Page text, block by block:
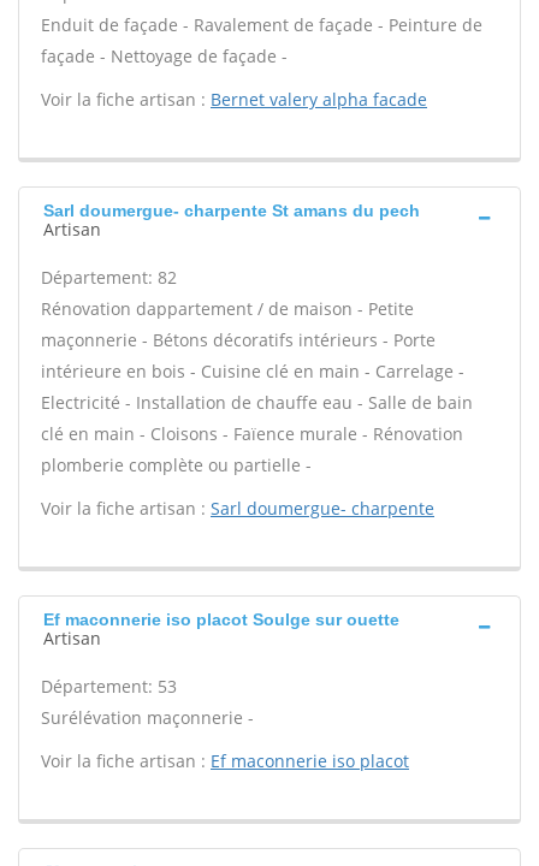
Enduit de façade - Ravalement de façade - Peinture de
façade - Nettoyage de façade -
Voir la fiche artisan : Bernet valery alpha facade
Sarl doumergue- charpente St amans du pech
Artisan
Département: 82
Rénovation dappartement / de maison - Petite
maçonnerie - Bétons décoratifs intérieurs - Porte
intérieure en bois - Cuisine clé en main - Carrelage -
Electricité - Installation de chauffe eau - Salle de bain
clé en main - Cloisons - Faïence murale - Rénovation
plomberie complète ou partielle -
Voir la fiche artisan : Sarl doumergue- charpente
Ef maconnerie iso placot Soulge sur ouette
Artisan
Département: 53
Surélévation maçonnerie -
Voir la fiche artisan : Ef maconnerie iso placot